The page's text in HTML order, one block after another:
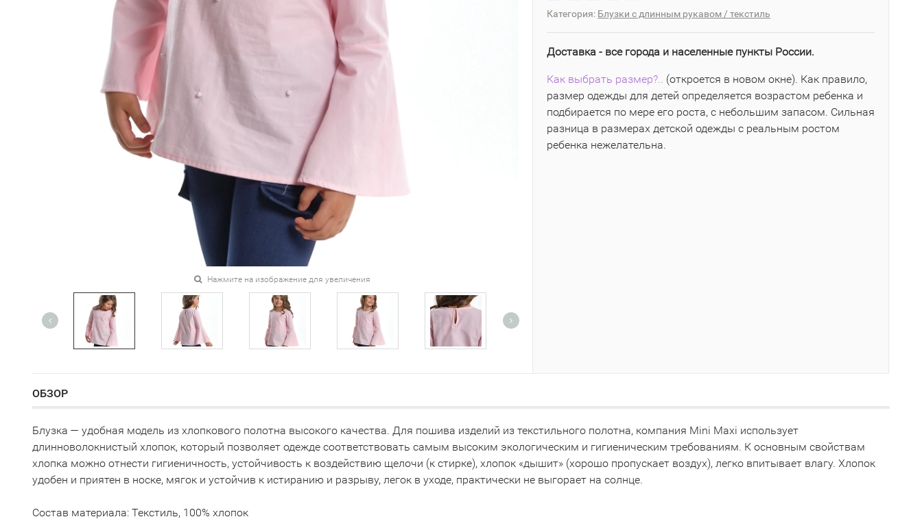
Нажмите на изображение для увеличения
Категория: Блузки с длинным рукавом / текстиль
Доставка - все города и населенные пункты России.
Как выбрать размер?.. (откроется в новом окне). Как правило,
размер одежды для детей определяется возрастом ребенка и
подбирается по мере его роста, с небольшим запасом. Сильная
разница в размерах детской одежды с реальным ростом
ребенка нежелательна.
ОБЗОР
Блузка — удобная модель из хлопкового полотна высокого качества. Для пошива изделий из текстильного полотна, компания Mini Maxi использует
длинноволокнистый хлопок, который позволяет одежде соответствовать самым высоким экологическим и гигиеническим требованиям. К основным свойствам
хлопка можно отнести гигиеничность, устойчивость к воздействию щелочи (к стирке), хлопок «дышит» (хорошо пропускает воздух), легко впитывает влагу. Хлопок
удобен и приятен в носке, мягок и устойчив к истиранию и разрыву, легок в уходе, практически не выгорает на солнце.
Состав материала: Текстиль, 100% хлопок